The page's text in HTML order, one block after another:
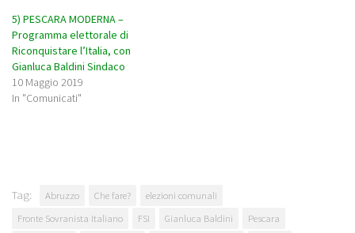
5) PESCARA MODERNA –
Programma elettorale di
Riconquistare l’Italia, con
Gianluca Baldini Sindaco
10 Maggio 2019
In "Comunicati"
Tag: Abruzzo Che fare?
elezioni comunali
Fronte Sovranista Italiano
FSI Gianluca Baldini
Pescara